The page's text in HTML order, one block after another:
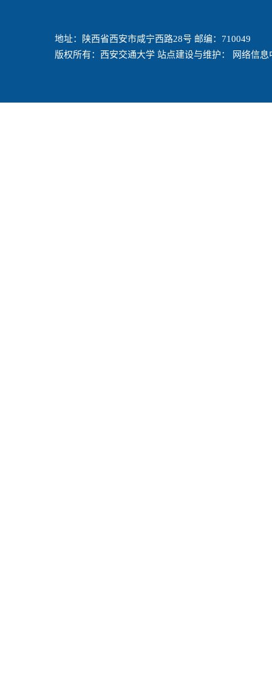
地址：陕西省西安市咸宁西路28号 邮编：710049
版权所有：西安交通大学 站点建设与维护： 网络信息